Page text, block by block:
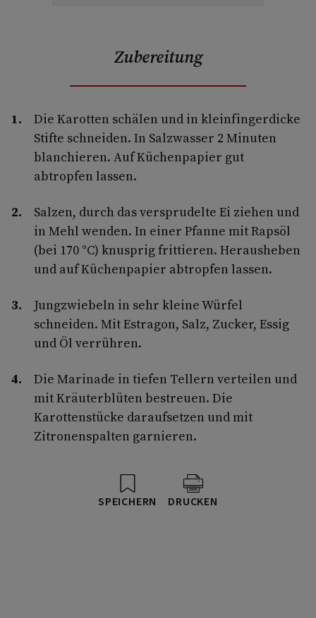
Zubereitung
Die Karotten schälen und in kleinfingerdicke
Stifte schneiden. In Salzwasser 2 Minuten
blanchieren. Auf Küchenpapier gut
abtropfen lassen.
Salzen, durch das versprudelte Ei ziehen und
in Mehl wenden. In einer Pfanne mit Rapsöl
(bei 170 °C) knusprig frittieren. Herausheben
und auf Küchenpapier abtropfen lassen.
Jungzwiebeln in sehr kleine Würfel
schneiden. Mit Estragon, Salz, Zucker, Essig
und Öl verrühren.
Die Marinade in tiefen Tellern verteilen und
mit Kräuterblüten bestreuen. Die
Karottenstücke daraufsetzen und mit
Zitronenspalten garnieren.
SPEICHERN DRUCKEN